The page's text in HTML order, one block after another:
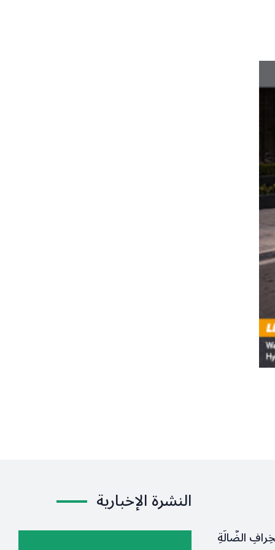
الضَّالَّةِ
النشرة الإخبارية